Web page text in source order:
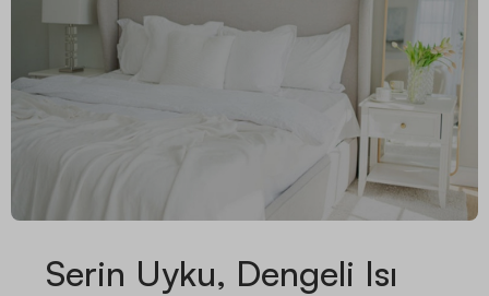
Serin Uyku, Dengeli Isı